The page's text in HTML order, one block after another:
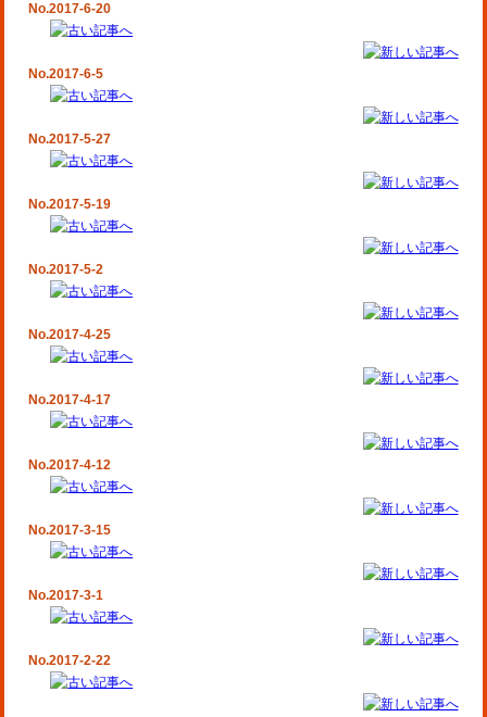
No.2017-6-20
No.2017-6-5
No.2017-5-27
No.2017-5-19
No.2017-5-2
No.2017-4-25
No.2017-4-17
No.2017-4-12
No.2017-3-15
No.2017-3-1
No.2017-2-22